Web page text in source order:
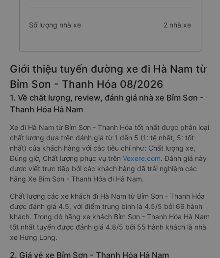
Số lượng nhà xe 2 nhà xe
Giới thiệu tuyến đường xe đi Hà Nam từ
Bỉm Sơn - Thanh Hóa 08/2026
1. Về chất lượng, review, đánh giá nhà xe Bỉm Sơn -
Thanh Hóa Hà Nam
Xe đi Hà Nam từ Bỉm Sơn - Thanh Hóa tốt nhất được phân loại
chất lượng dựa trên đánh giá từ 1 đến 5 (1: tệ nhất, 5: tốt
nhất) của khách hàng với các tiêu chí như: Chất lượng xe,
Đúng giờ, Chất lượng phục vụ trên Vexere.com. Đánh giá này
được viết trực tiếp bởi các khách hàng đã trải nghiệm các
hãng Xe Bỉm Sơn - Thanh Hóa đi Hà Nam.
Chất lượng các xe khách đi Hà Nam từ Bỉm Sơn - Thanh Hóa
được đánh giá 4.5, với điểm trung bình là 4.5/5 bởi 66 hành
khách. Trong đó hãng xe khách Bỉm Sơn - Thanh Hóa Hà Nam
tốt nhất tuyến được đánh giá 4.8/5 bởi 55 hành khách là nhà
xe Hưng Long.
2. Giá vé xe Bỉm Sơn - Thanh Hóa Hà Nam